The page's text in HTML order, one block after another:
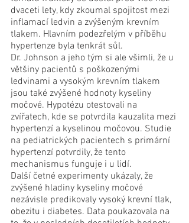
dvaceti lety, kdy zkoumal spojitost mezi
inflamací ledvin a zvýšeným krevním
tlakem. Hlavním podezřelým v příběhu
hypertenze byla tenkrát sůl.
Dr. Johnson a jeho tým si ale všimli, že u
většiny pacientů s poškozenými
ledvinami a vysokým krevním tlakem
jsou také zvýšené hodnoty kyseliny
močové. Hypotézu otestovali na
zvířatech, kde se potvrdila kauzalita mezi
hypertenzí a kyselinou močovou. Studie
na pediatrických pacientech s primární
hypertenzí potvrdily, že tento
mechanismus funguje i u lidí.
Další četné experimenty ukázaly, že
zvýšené hladiny kyseliny močové
nezávisle predikovaly vysoký krevní tlak,
obezitu i diabetes. Data poukazovala na